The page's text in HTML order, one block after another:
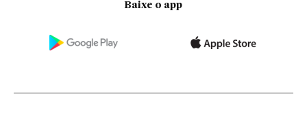
Baixe o app